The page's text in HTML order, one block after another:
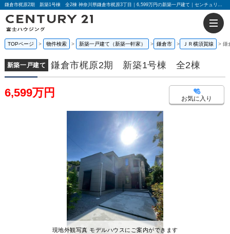
鎌倉市梶原2期 新築1号棟 全2棟 神奈川県鎌倉市梶原3丁目｜6,599万円の新築一戸建て｜センチュリー21富士ハウジング
TOPページ 物件検索 新築一戸建て（新築一軒家） 鎌倉市 ＪＲ横須賀線 鎌
新築一戸建て 鎌倉市梶原2期 新築1号棟 全2棟
6,599万円 お気に入り
現地外観写真 モデルハウスにご案内ができます